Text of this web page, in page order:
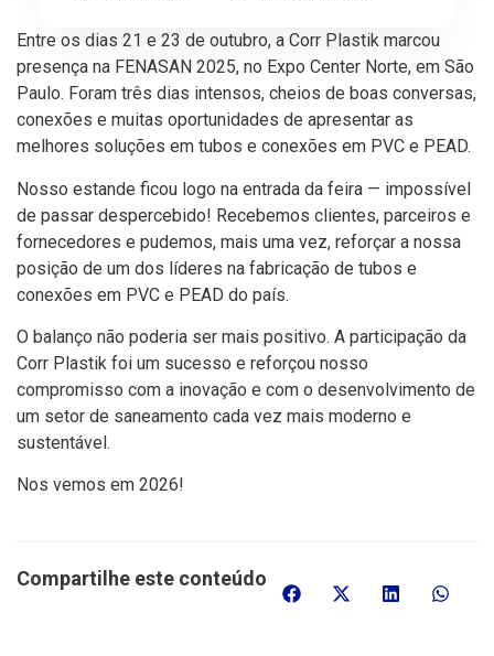
Entre os dias 21 e 23 de outubro, a Corr Plastik marcou
presença na FENASAN 2025, no Expo Center Norte, em São
Paulo. Foram três dias intensos, cheios de boas conversas,
conexões e muitas oportunidades de apresentar as
melhores soluções em tubos e conexões em PVC e PEAD.
Nosso estande ficou logo na entrada da feira — impossível
de passar despercebido! Recebemos clientes, parceiros e
fornecedores e pudemos, mais uma vez, reforçar a nossa
posição de um dos líderes na fabricação de tubos e
conexões em PVC e PEAD do país.
O balanço não poderia ser mais positivo. A participação da
Corr Plastik foi um sucesso e reforçou nosso
compromisso com a inovação e com o desenvolvimento de
um setor de saneamento cada vez mais moderno e
sustentável.
Nos vemos em 2026!
Compartilhe este conteúdo